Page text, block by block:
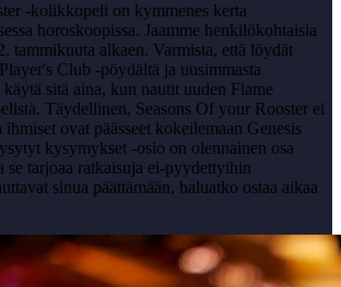
-kolikkopeli on kymmenes kerta
horoskoopissa. Jaamme henkilökohtaisia
tammikuuta alkaen. Varmista, että löydät
Club -pöydältä ja uusimmasta
sitä aina, kun nautit uuden Flame
Täydellinen, Seasons Of your Rooster ei
ovat päässeet kokeilemaan Genesis
kysymykset -osio on olennainen osa
se tarjoaa ratkaisuja ei-pyydettyihin
sinua päättämään, haluatko ostaa aikaa